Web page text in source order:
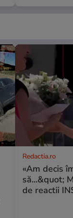
Redactia.ro
«Am decis
să...&quot;
de reactii